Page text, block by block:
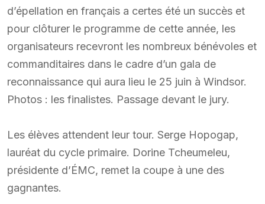
d’épellation en français a certes été un succès et
pour clôturer le programme de cette année, les
organisateurs recevront les nombreux bénévoles et
commanditaires dans le cadre d’un gala de
reconnaissance qui aura lieu le 25 juin à Windsor.
Photos : les finalistes. Passage devant le jury.
Les élèves attendent leur tour. Serge Hopogap,
lauréat du cycle primaire. Dorine Tcheumeleu,
présidente d’ÉMC, remet la coupe à une des
gagnantes.